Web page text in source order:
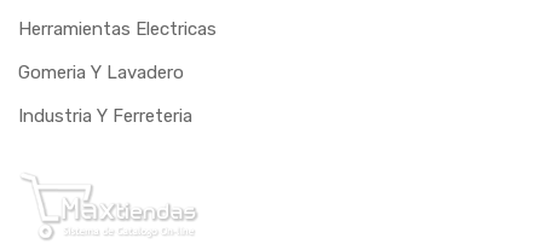
Herramientas Electricas
Gomeria Y Lavadero
Industria Y Ferreteria